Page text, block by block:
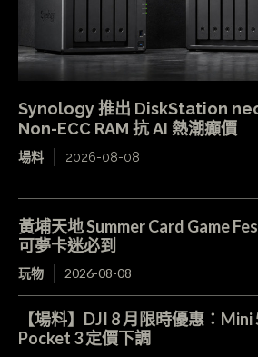
Synology 推出 DiskStation
Non-ECC RAM 抗 AI 熱潮癲價
場料 2026-08-08
黃埔天地 Summer Card Game
可夢卡迷必到
玩物 2026-08-08
【場料】DJI 8 月限時優惠：Mini
Pocket 3 定價下調